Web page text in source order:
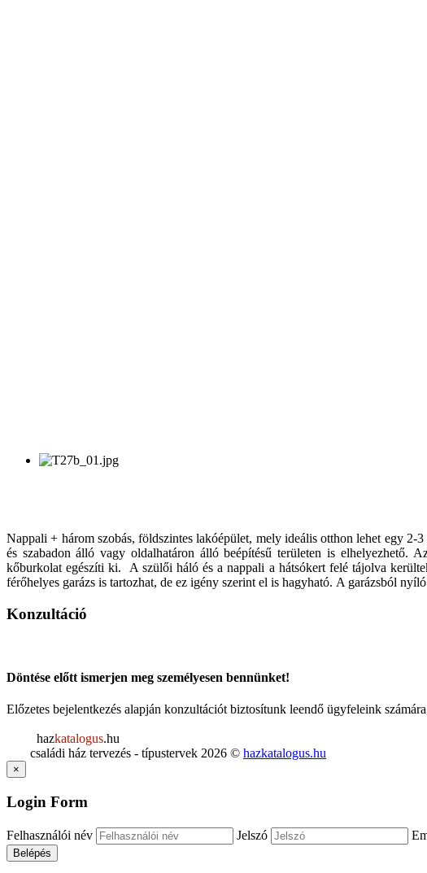
Nappali + három szobás, földszintes lakóépület, mely ideális otthon lehet egy 2-
és szabadon álló vagy oldalhatáron álló beépítésű területen is elhelyezhető.
kőburkolat egészíti ki. A szülői háló és a nappali a hátsókert felé tájolva
férőhelyes garázs is tartozhat, de ez igény szerint el is hagyható. A garázsból
Konzultáció
Döntése előtt ismerjen meg személyesen bennünket!
Előzetes bejelentkezés alapján konzultációt biztosítunk leendő ügyfeleink
hazkatalogus.hu
családi ház tervezés - típustervek 2026 © hazkatalogus.hu
×
Login Form
Felhasználói név Jelszó
Belépés